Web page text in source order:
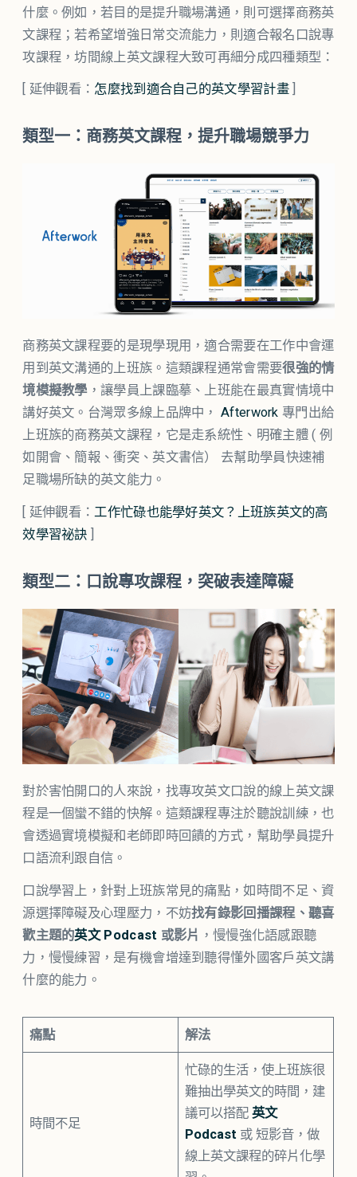
什麼。例如，若目的是提升職場溝通，則可選擇商務英
文課程；若希望增強日常交流能力，則適合報名口說專
攻課程，坊間線上英文課程大致可再細分成四種類型：
[ 延伸觀看： 怎麼找到適合自己的英文學習計畫]
類型一：商務英文課程，提升職場競爭力
商務英文課程要的是現學現用，適合需要在工作中會運
用到英文溝通的上班族。這類課程通常會需要很強的情
境模擬教學，讓學員上課臨摹、上班能在最真實情境中
講好英文。台灣眾多線上品牌中，Afterwork 專門出給
上班族的商務英文課程，它是走系統性、明確主體 ( 例
如開會、簡報、衝突、英文書信） 去幫助學員快速補
足職場所缺的英文能力。
[ 延伸觀看： 工作忙碌也能學好英文？上班族英文的高
效學習祕訣 ]
類型二：口說專攻課程，突破表達障礙
對於害怕開口的人來說，找專攻英文口說的線上英文課
程是一個蠻不錯的快解。這類課程專注於聽說訓練，也
會透過實境模擬和老師即時回饋的方式，幫助學員提升
口語流利跟自信。
口說學習上，針對上班族常見的痛點，如時間不足、資
源選擇障礙及心理壓力，不妨找有錄影回播課程、聽喜
歡主題的英文 Podcast 或影片 ，慢慢強化語感跟聽
力，慢慢練習，是有機會增達到聽得懂外國客戶英文講
什麼的能力。
痛點 解法
時間不足
忙碌的生活，使上班族很
難抽出學英文的時間，建
議可以搭配英文
Podcast 或 短影音，做
線上英文課程的碎片化學